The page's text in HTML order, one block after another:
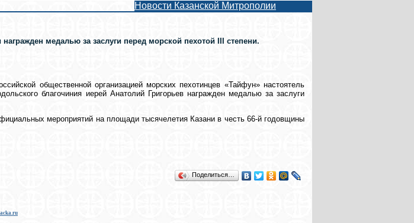
Новости Казанской Митрополии
медалью за заслуги перед морской пехотой III степени.
общественной организацией морских пехотинцев «Тайфун» настоятель
благочиния иерей Анатолий Григорьев награжден медалью за заслуги
мероприятий на площади тысячелетия Казани в честь 66-й годовщины
Поделиться…